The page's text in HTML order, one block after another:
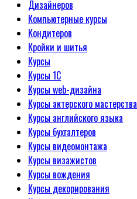
Дизайнеров
Компьютерные курсы
Кондитеров
Кройки и шитья
Курсы
Курсы 1С
Курсы web-дизайна
Курсы актерского мастерства
Курсы английского языка
Курсы бухгалтеров
Курсы видеомонтажа
Курсы визажистов
Курсы вождения
Курсы декорирования